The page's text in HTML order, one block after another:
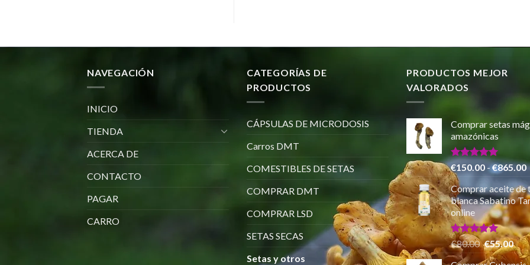
NAVEGACIÓN
INICIO
TIENDA
ACERCA DE
CONTACTO
PAGAR
CARRO
CATEGORÍAS DE
PRODUCTOS
CÁPSULAS DE MICRODOSIS
Carros DMT
COMESTIBLES DE SETAS
COMPRAR DMT
COMPRAR LSD
SETAS SECAS
Setas y otros
PRODUCTOS MEJOR
VALORADOS
Comprar setas
amazónicas
Valorado
con5.00
de 5
€150.00 -€865.00
Comprar aceite de
blanca Sabatino
online
Valorado
con5.00
de 5
€80.00 El
precio
€55.00El